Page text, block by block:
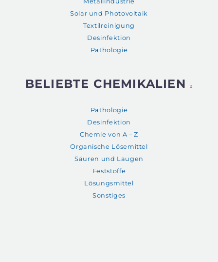
Solar und Photovoltaik
Textilreinigung
Desinfektion
Pathologie
BELIEBTE CHEMIKALIEN
Pathologie
Desinfektion
Chemie von A – Z
Organische Lösemittel
Säuren und Laugen
Feststoffe
Lösungsmittel
Sonstiges